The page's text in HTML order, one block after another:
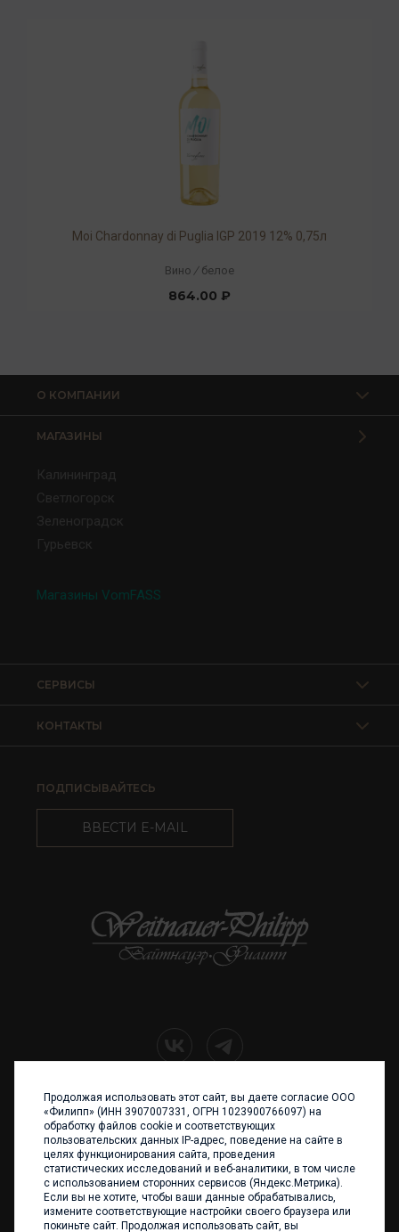
Moi Chardonnay di Puglia IGP 2019 12% 0,75л
Вино / белое
864.00 ₽
О КОМПАНИИ
МАГАЗИНЫ
Калининград
Светлогорск
Зеленоградск
Гурьевск
Магазины VomFASS
КОНТАКТЫ
СЕРВИСЫ
ПОДПИСЫВАЙТЕСЬ
ВВЕСТИ E-MAIL
+7 (4012) 960 898
236017 Калининград,
ул. Каштановая аллея, 47
Телефон: +7 4012 960 898,
+7 4012 960 856
Написать нам
Продолжая использовать этот сайт, вы даете согласие ООО
«Филипп» (ИНН 3907007331, ОГРН 1023900766097) на
обработку файлов cookie и соответствующих
пользовательских данных IP-адрес, поведение на сайте в
целях функционирования сайта, проведения
статистических исследований и веб-аналитики, в том числе
с использованием сторонних сервисов (Яндекс.Метрика).
Если вы не хотите, чтобы ваши данные обрабатывались,
измените соответствующие настройки своего браузера или
покиньте сайт. Продолжая использовать сайт, вы